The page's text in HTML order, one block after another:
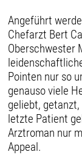
Angeführt
Chefarzt Bert
Oberschwester
Pointen nur so
genauso viele
geliebt,
letzte Patient
Arztroman nur
Appeal.